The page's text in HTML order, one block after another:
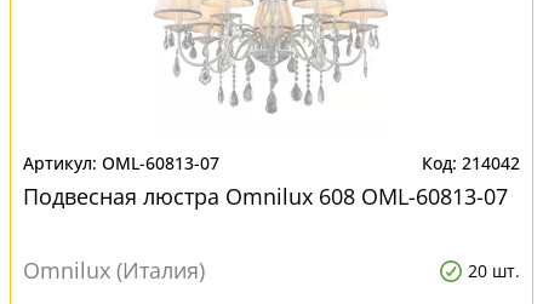
OML-60813-07 214042
Подвесная люстра Omnilux 608 OML-60813-07
Omnilux (Италия) 20 шт.